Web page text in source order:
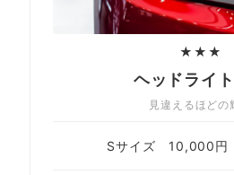
★★★
ヘッドライ
見違えるほどの
Sサイズ 10,000円